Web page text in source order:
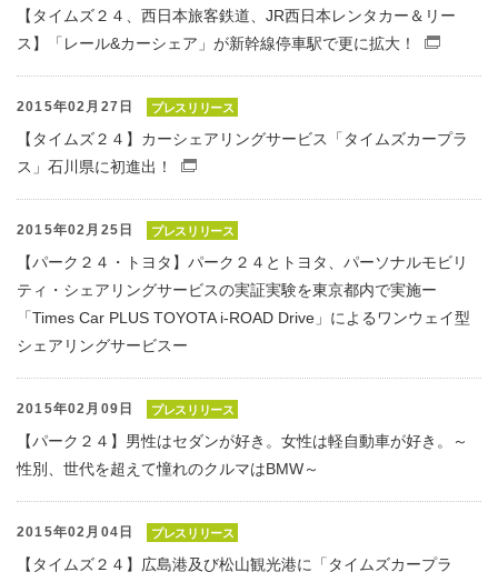
【タイムズ２４、西日本旅客鉄道、JR西日本レンタカー＆リー
ス】「レール&カーシェア」が新幹線停車駅で更に拡大！
2015年02月27日 プレスリリース
【タイムズ２４】カーシェアリングサービス「タイムズカープラ
ス」石川県に初進出！
2015年02月25日 プレスリリース
【パーク２４・トヨタ】パーク２４とトヨタ、パーソナルモビリ
ティ・シェアリングサービスの実証実験を東京都内で実施ー
「Times Car PLUS TOYOTA i-ROAD Drive」によるワンウェイ型
シェアリングサービスー
2015年02月09日 プレスリリース
【パーク２４】男性はセダンが好き。女性は軽自動車が好き。～
性別、世代を超えて憧れのクルマはBMW～
2015年02月04日 プレスリリース
【タイムズ２４】広島港及び松山観光港に「タイムズカープラ